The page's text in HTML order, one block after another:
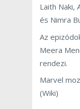
Laith Naki,
és Nimra
Az
Meera
rendezi.
Marvel
(Wiki)